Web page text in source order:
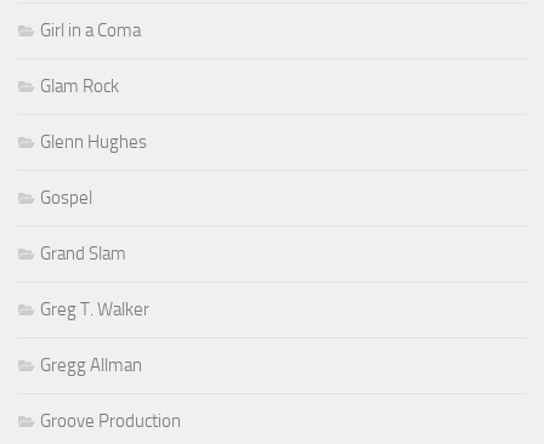
Girl in a Coma
Glam Rock
Glenn Hughes
Gospel
Grand Slam
Greg T. Walker
Gregg Allman
Groove Production